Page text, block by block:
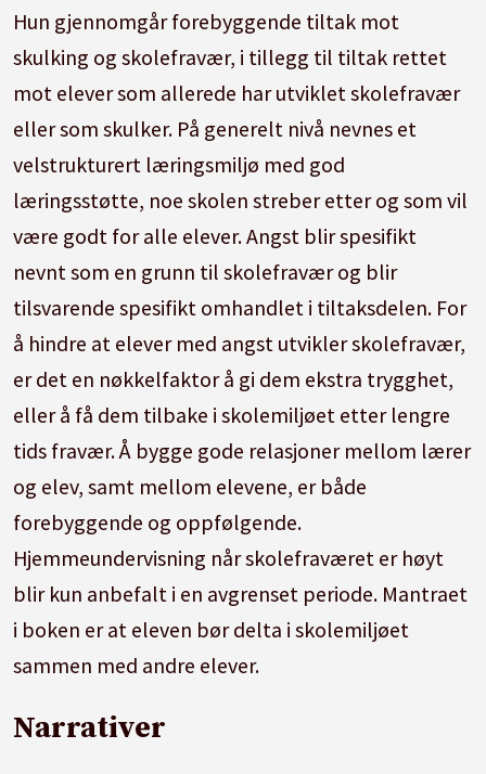
Hun gjennomgår forebyggende tiltak mot
skulking og skolefravær, i tillegg til tiltak rettet
mot elever som allerede har utviklet skolefravær
eller som skulker. På generelt nivå nevnes et
velstrukturert læringsmiljø med god
læringsstøtte, noe skolen streber etter og som vil
være godt for alle elever. Angst blir spesifikt
nevnt som en grunn til skolefravær og blir
tilsvarende spesifikt omhandlet i tiltaksdelen. For
å hindre at elever med angst utvikler skolefravær,
er det en nøkkelfaktor å gi dem ekstra trygghet,
eller å få dem tilbake i skolemiljøet etter lengre
tids fravær. Å bygge gode relasjoner mellom lærer
og elev, samt mellom elevene, er både
forebyggende og oppfølgende.
Hjemmeundervisning når skolefraværet er høyt
blir kun anbefalt i en avgrenset periode. Mantraet
i boken er at eleven bør delta i skolemiljøet
sammen med andre elever.
Narrativer